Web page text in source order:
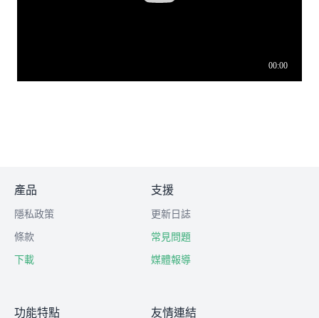
產品
隱私政策
條款
下載
支援
更新日誌
常見問題
媒體報導
功能特點 友情連結